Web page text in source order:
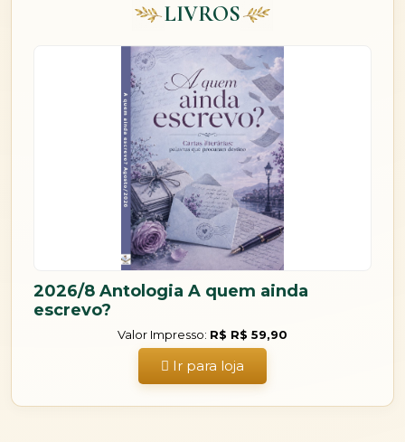
LIVROS
2026/8 Antologia A quem ainda
escrevo?
Valor Impresso: R$ R$ 59,90
Ir para loja